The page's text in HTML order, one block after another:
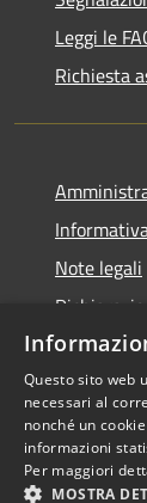
Leggi le
Richiesta
Note legali
RSS
Accessibilità
Privacy
Questo sito web
necessari al
nonché un
informazioni
Per maggiori
MOSTRA